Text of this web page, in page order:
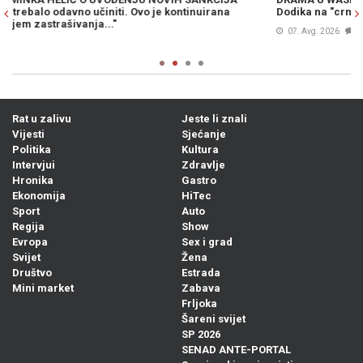
Dodika na "crnu listu", ali ni to nije sve...
1
Rat u zalivu
Vijesti
Politika
Intervjui
Hronika
Ekonomija
Sport
Regija
Evropa
Svijet
Društvo
Mini market
Jeste li znali
Sjećanje
Kultura
Zdravlje
Gastro
HiTec
Auto
Show
Sex i grad
Žena
Estrada
Zabava
Frljoka
Šareni svijet
SP 2026
SENAD ANTE-PORTAL